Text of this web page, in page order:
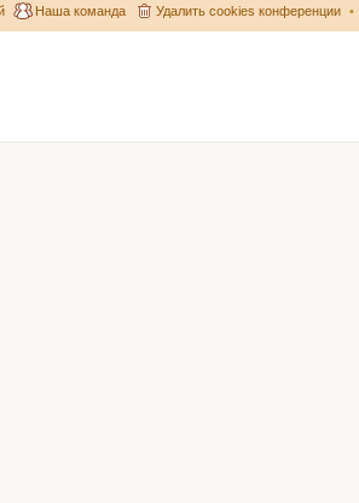
Удалить cookies конференции
Наша команда